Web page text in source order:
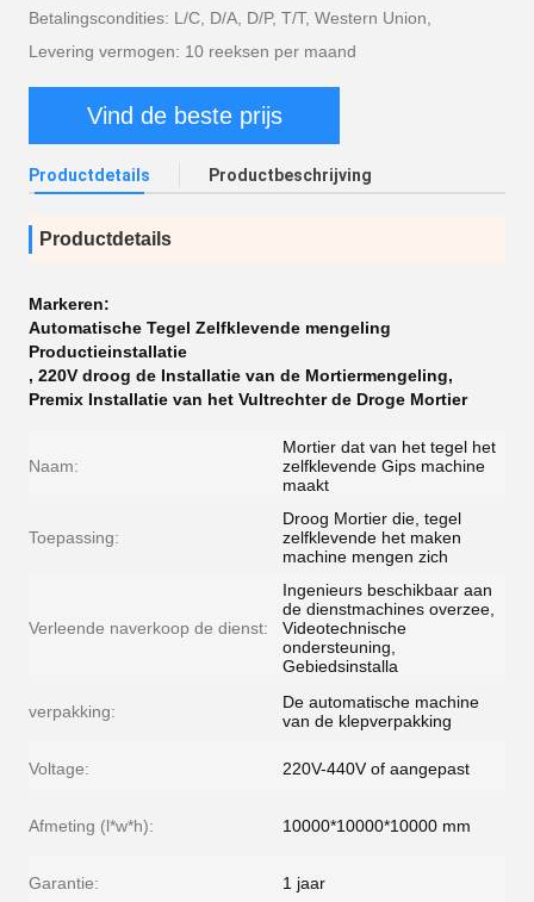
Betalingscondities: L/C, D/A, D/P, T/T, Western Union,
Levering vermogen: 10 reeksen per maand
Vind de beste prijs
Productdetails Productbeschrijving
Productdetails
Markeren:
Automatische Tegel Zelfklevende mengeling
Productieinstallatie
, 220V droog de Installatie van de Mortiermengeling,
Premix Installatie van het Vultrechter de Droge Mortier
Naam:
Mortier dat van het tegel het
zelfklevende Gips machine
maakt
Toepassing:
Droog Mortier die, tegel
zelfklevende het maken
machine mengen zich
Verleende naverkoop de dienst:
Ingenieurs beschikbaar aan
de dienstmachines overzee,
Videotechnische
ondersteuning,
Gebiedsinstalla
verpakking:
De automatische machine
van de klepverpakking
Voltage: 220V-440V of aangepast
Afmeting (l*w*h): 10000*10000*10000 mm
Garantie: 1 jaar